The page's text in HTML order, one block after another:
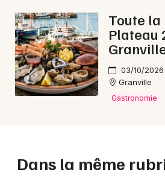
Toute la
Plateau
03/10/
Granville
Gastronomie
Dans la même